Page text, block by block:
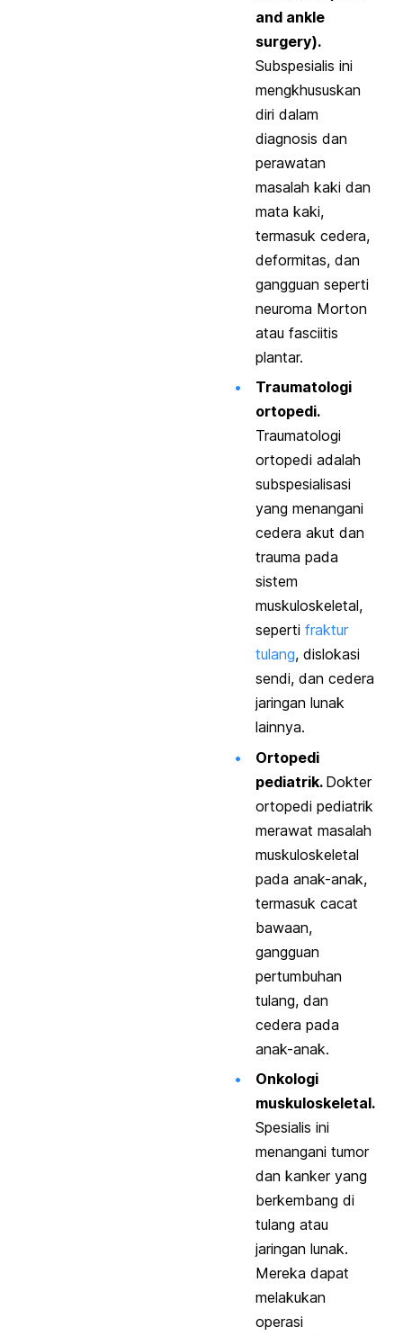
and ankle
surgery).
Subspesialis ini
mengkhususkan
diri dalam
diagnosis dan
perawatan
masalah kaki dan
mata kaki,
termasuk cedera,
deformitas, dan
gangguan seperti
neuroma Morton
atau fasciitis
plantar.
Traumatologi
ortopedi.
Traumatologi
ortopedi adalah
subspesialisasi
yang menangani
cedera akut dan
trauma pada
sistem
muskuloskeletal,
seperti fraktur
tulang, dislokasi
sendi, dan cedera
jaringan lunak
lainnya.
Ortopedi
pediatrik. Dokter
ortopedi pediatrik
merawat masalah
muskuloskeletal
pada anak-anak,
termasuk cacat
bawaan,
gangguan
pertumbuhan
tulang, dan
cedera pada
anak-anak.
Onkologi
muskuloskeletal.
Spesialis ini
menangani tumor
dan kanker yang
berkembang di
tulang atau
jaringan lunak.
Mereka dapat
melakukan
operasi